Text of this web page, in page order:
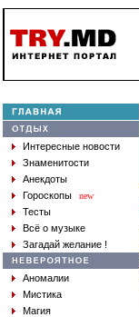
Интересные новости
Знаменитости
Анекдоты
Гороскопы
new
Тесты
Всё о музыке
Загадай желание !
Аномалии
Мистика
Магия